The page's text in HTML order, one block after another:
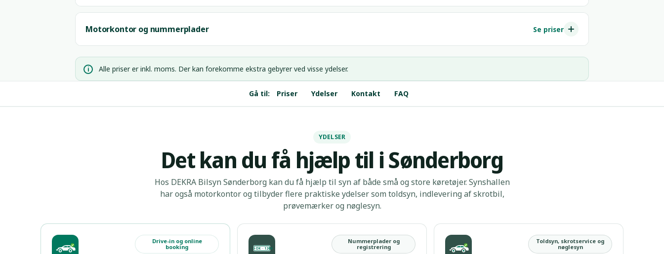
Motorkontor og nummerplader Se priser
i Alle priser er inkl. moms. Der kan forekomme ekstra gebyrer ved visse ydelser.
Gå til: Priser Ydelser Kontakt FAQ
Det kan du få hjælp til i Sønderborg
Hos DEKRA Bilsyn Sønderborg kan du få hjælp til syn af både små og store køretøjer. Synshallen
har også motorkontor og tilbyder flere praktiske ydelser som toldsyn, indlevering af skrotbil,
prøvemærker og nøglesyn.
Drive-in og online
booking
DK · 12345
Nummerplader og
registrering
Toldsyn, skrotservice og
nøglesyn